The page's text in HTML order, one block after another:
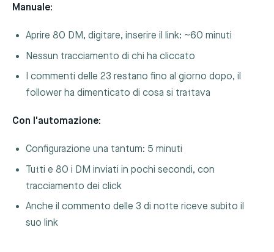
Manuale:
Aprire 80 DM, digitare, inserire il link: ~60 minuti
Nessun tracciamento di chi ha cliccato
I commenti delle 23 restano fino al giorno dopo, il
follower ha dimenticato di cosa si trattava
Con l'automazione:
Configurazione una tantum: 5 minuti
Tutti e 80 i DM inviati in pochi secondi, con
tracciamento dei click
Anche il commento delle 3 di notte riceve subito il
suo link